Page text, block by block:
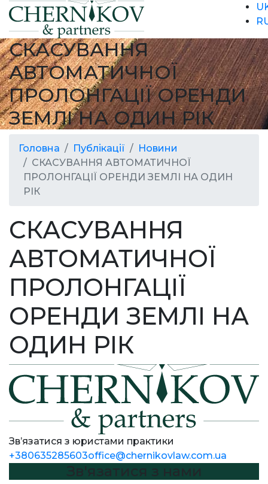
СКАСУВАННЯ
АВТОМАТИЧНОЇ
ПРОЛОНГАЦІЇ ОРЕНДИ
ЗЕМЛІ НА ОДИН РІК
Головна Публікації
Новини
СКАСУВАННЯ АВТОМАТИЧНОЇ
ПРОЛОНГАЦІЇ ОРЕНДИ ЗЕМЛІ НА ОДИН
РІК
СКАСУВАННЯ
АВТОМАТИЧНОЇ
ПРОЛОНГАЦІЇ
ОРЕНДИ ЗЕМЛІ НА
ОДИН РІК
Зв’язатися з юристами практики
+380635285603office@chernikovlaw.com.ua
Зв'язатися з нами